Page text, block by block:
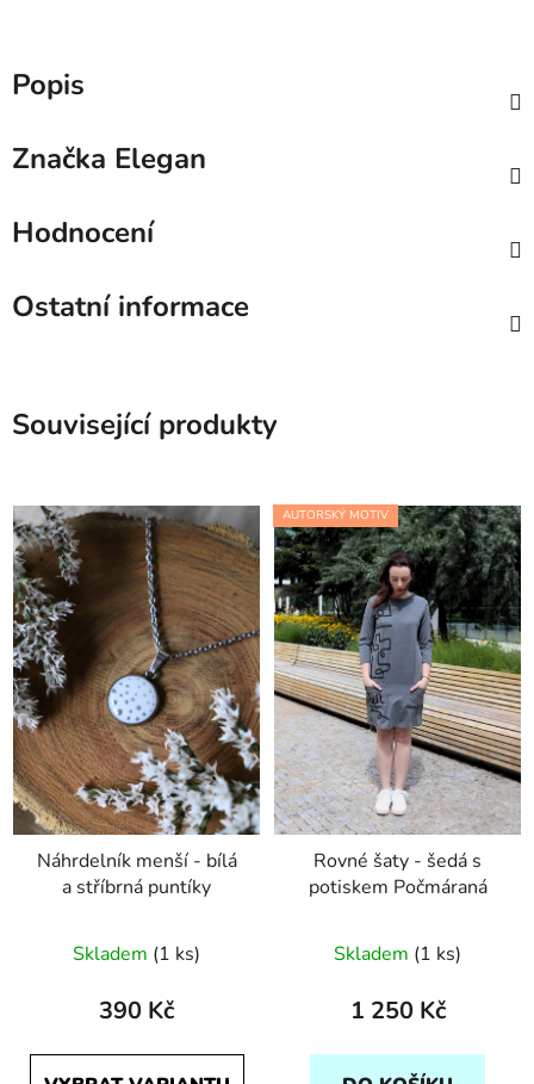
Popis
Značka Elegan
Hodnocení
Ostatní informace
Související produkty
Náhrdelník menší - bílá
a stříbrná puntíky
Skladem (1 ks)
390 Kč
AUTORSKÝ MOTIV
Rovné šaty - šedá s
potiskem Počmáraná
Skladem (1 ks)
1 250 Kč